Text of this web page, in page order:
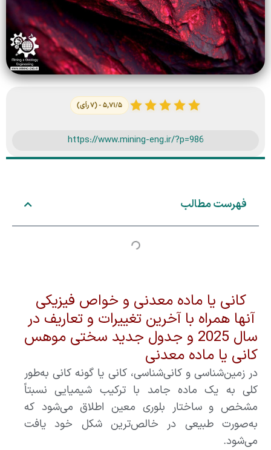
۵,۷۱/۵ - (۷ رأی)
https://www.mining-eng.ir/?p=986
فهرست مطالب
کانی یا ماده معدنی و خواص فیزیکی
آنها همراه با آخرین تغییرات و تعاریف در
سال 2025 و جدول جدید سختی موهس
کانی یا ماده معدنی
در زمین‌شناسی و کانی‌شناسی، کانی یا گونه کانی به‌طور
کلی به یک ماده جامد با ترکیب شیمیایی نسبتاً
مشخص و ساختار بلوری معین اطلاق می‌شود که
به‌صورت طبیعی در خالص‌ترین شکل خود یافت
می‌شود.